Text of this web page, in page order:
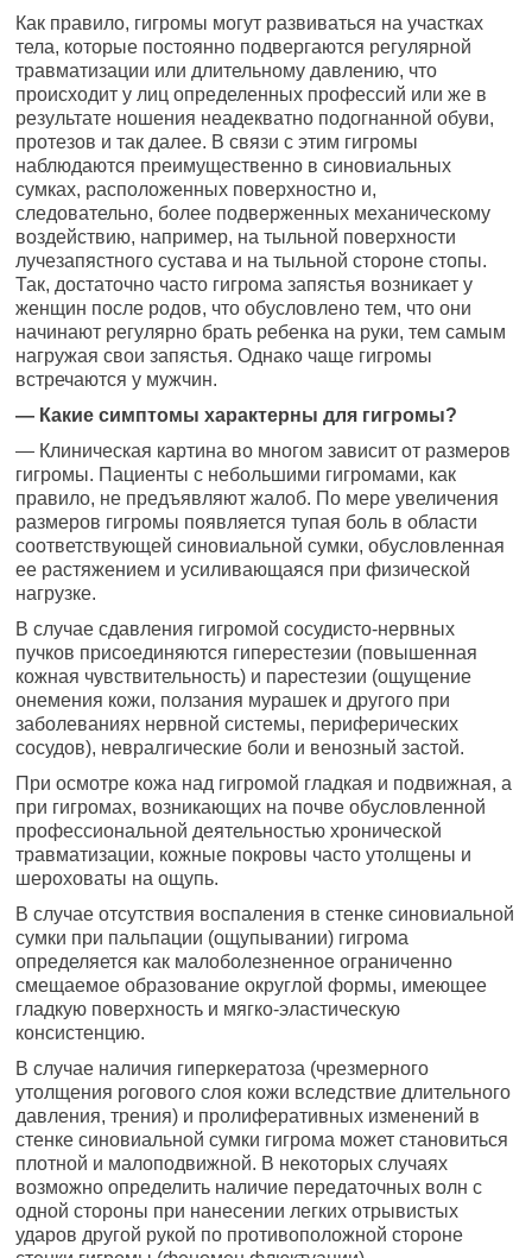
Как правило, гигромы могут развиваться на участках
тела, которые постоянно подвергаются регулярной
травматизации или длительному давлению, что
происходит у лиц определенных профессий или же в
результате ношения неадекватно подогнанной обуви,
протезов и так далее. В связи с этим гигромы
наблюдаются преимущественно в синовиальных
сумках, расположенных поверхностно и,
следовательно, более подверженных механическому
воздействию, например, на тыльной поверхности
лучезапястного сустава и на тыльной стороне стопы.
Так, достаточно часто гигрома запястья возникает у
женщин после родов, что обусловлено тем, что они
начинают регулярно брать ребенка на руки, тем самым
нагружая свои запястья. Однако чаще гигромы
встречаются у мужчин.
— Какие симптомы характерны для гигромы?
— Клиническая картина во многом зависит от размеров
гигромы. Пациенты с небольшими гигромами, как
правило, не предъявляют жалоб. По мере увеличения
размеров гигромы появляется тупая боль в области
соответствующей синовиальной сумки, обусловленная
ее растяжением и усиливающаяся при физической
нагрузке.
В случае сдавления гигромой сосудисто-нервных
пучков присоединяются гиперестезии (повышенная
кожная чувствительность) и парестезии (ощущение
онемения кожи, ползания мурашек и другого при
заболеваниях нервной системы, периферических
сосудов), невралгические боли и венозный застой.
При осмотре кожа над гигромой гладкая и подвижная, а
при гигромах, возникающих на почве обусловленной
профессиональной деятельностью хронической
травматизации, кожные покровы часто утолщены и
шероховаты на ощупь.
В случае отсутствия воспаления в стенке синовиальной
сумки при пальпации (ощупывании) гигрома
определяется как малоболезненное ограниченно
смещаемое образование округлой формы, имеющее
гладкую поверхность и мягко-эластическую
консистенцию.
В случае наличия гиперкератоза (чрезмерного
утолщения рогового слоя кожи вследствие длительного
давления, трения) и пролиферативных изменений в
стенке синовиальной сумки гигрома может становиться
плотной и малоподвижной. В некоторых случаях
возможно определить наличие передаточных волн с
одной стороны при нанесении легких отрывистых
ударов другой рукой по противоположной стороне